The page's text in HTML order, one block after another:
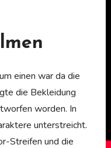
einen war da die
die Bekleidung
worden. In
unterstreicht.
Streifen und die